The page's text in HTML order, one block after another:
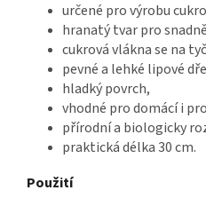
určené pro výrobu
hranatý tvar pro
cukrová vlákna se na
pevné a lehké lipové
hladký povrch,
vhodné pro domácí i
přírodní a biologicky
praktická délka 30 cm.
Použití